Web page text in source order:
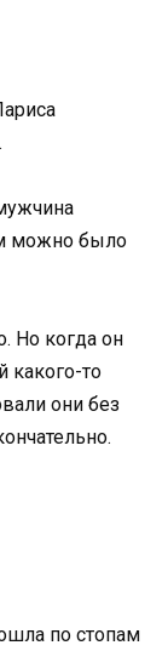
можно было
Но когда он
какого-то
они без
по стопам